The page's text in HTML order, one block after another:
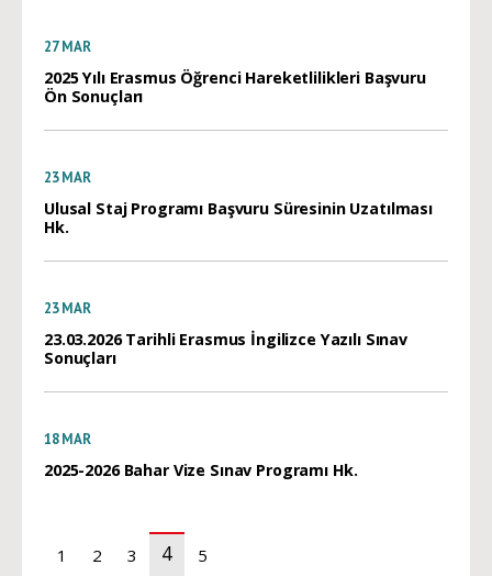
27 MAR
2025 Yılı Erasmus Öğrenci Hareketlilikleri Başvuru
Ön Sonuçları
23 MAR
Ulusal Staj Programı Başvuru Süresinin Uzatılması
Hk.
23 MAR
23.03.2026 Tarihli Erasmus İngilizce Yazılı Sınav
Sonuçları
18 MAR
2025-2026 Bahar Vize Sınav Programı Hk.
1 2 3
4
5